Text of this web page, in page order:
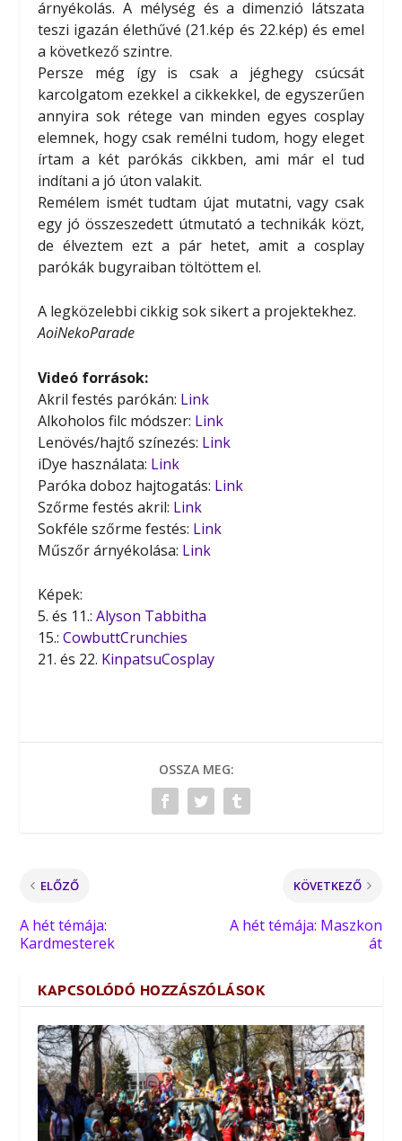
árnyékolás. A mélység és a dimenzió látszata
teszi igazán élethűvé (21.kép és 22.kép) és emel
a következő szintre.
Persze még így is csak a jéghegy csúcsát
karcolgatom ezekkel a cikkekkel, de egyszerűen
annyira sok rétege van minden egyes cosplay
elemnek, hogy csak remélni tudom, hogy eleget
írtam a két parókás cikkben, ami már el tud
indítani a jó úton valakit.
Remélem ismét tudtam újat mutatni, vagy csak
egy jó összeszedett útmutató a technikák közt,
de élveztem ezt a pár hetet, amit a cosplay
parókák bugyraiban töltöttem el.
A legközelebbi cikkig sok sikert a projektekhez.
AoiNekoParade
Videó források:
Akril festés parókán: Link
Alkoholos filc módszer: Link
Lenövés/hajtő színezés: Link
iDye használata: Link
Paróka doboz hajtogatás: Link
Szőrme festés akril: Link
Sokféle szőrme festés: Link
Műszőr árnyékolása: Link
Képek:
5. és 11.:Alyson Tabbitha
15.:CowbuttCrunchies
21. és 22. KinpatsuCosplay
OSSZA MEG:
ELŐZŐ
A hét témája:
Kardmesterek
KÖVETKEZŐ
A hét témája: Maszkon
át
KAPCSOLÓDÓ HOZZÁSZÓLÁSOK